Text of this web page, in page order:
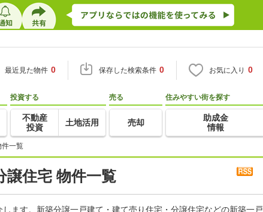
最近見た物件 0 保存した検索条件 0 お気に入り 0
投資する
不動産
投資
土地活用
売る
売却
住みやすい街を探す
助成金
情報
件一覧
譲住宅 物件一覧
ます。新築分譲一戸建て・建て売り住宅・分譲住宅などの新築一戸